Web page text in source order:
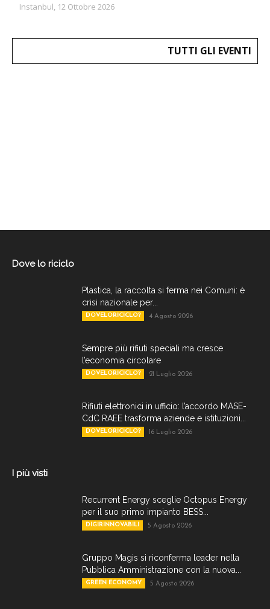
Instanbul, 12 Ottobre 2026
TUTTI GLI EVENTI
Dove lo riciclo
Plastica, la raccolta si ferma nei Comuni: è
crisi nazionale per...
DOVELORICICLO? 4 Agosto 2026
Sempre più rifiuti speciali ma cresce
l’economia circolare
DOVELORICICLO? 21 Luglio 2026
Rifiuti elettronici in ufficio: l’accordo MASE-
CdC RAEE trasforma aziende e istituzioni...
DOVELORICICLO? 16 Luglio 2026
I più visti
Recurrent Energy sceglie Octopus Energy
per il suo primo impianto BESS...
DIGIRINNOVABILI 5 Agosto 2026
Gruppo Magis si riconferma leader nella
Pubblica Amministrazione con la nuova...
GREEN ECONOMY 5 Agosto 2026